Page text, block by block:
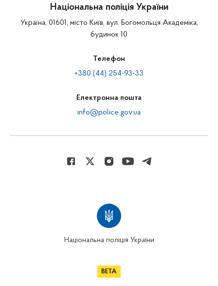
Національна поліція України
Україна, 01601, місто Київ, вул. Богомольця Академіка,
будинок 10
Телефон
+380 (44) 254-93-33
Електронна пошта
info@police.gov.ua
Національна поліція України